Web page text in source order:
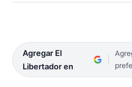
Agregar El
Libertador en